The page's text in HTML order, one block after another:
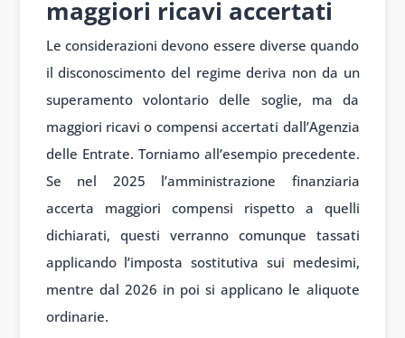
maggiori ricavi accertati
Le considerazioni devono essere diverse quando
il disconoscimento del regime deriva non da un
superamento volontario delle soglie, ma da
maggiori ricavi o compensi accertati dall’Agenzia
delle Entrate. Torniamo all’esempio precedente.
Se nel 2025 l’amministrazione finanziaria
accerta maggiori compensi rispetto a quelli
dichiarati, questi verranno comunque tassati
applicando l’imposta sostitutiva sui medesimi,
mentre dal 2026 in poi si applicano le aliquote
ordinarie.